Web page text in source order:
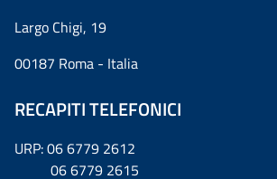
Largo Chigi, 19
00187 Roma - Italia
RECAPITI TELEFONICI
URP: 06 6779 2612
06 6779 2615